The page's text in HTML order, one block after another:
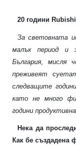
20 години
За световната
малък период и
България, мисля
преживеят
следващите
като не много
години
Нека да
Как бе създадена